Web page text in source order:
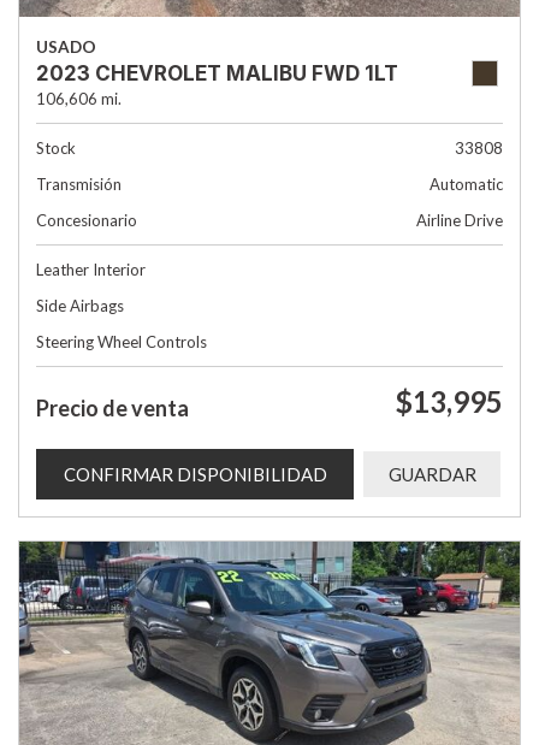
USADO
2023 CHEVROLET MALIBU FWD 1LT
106,606 mi.
Stock
33808
Transmisión
Automatic
Concesionario
Airline Drive
Leather Interior
Side Airbags
Steering Wheel Controls
Precio de venta $13,995
CONFIRMAR DISPONIBILIDAD GUARDAR